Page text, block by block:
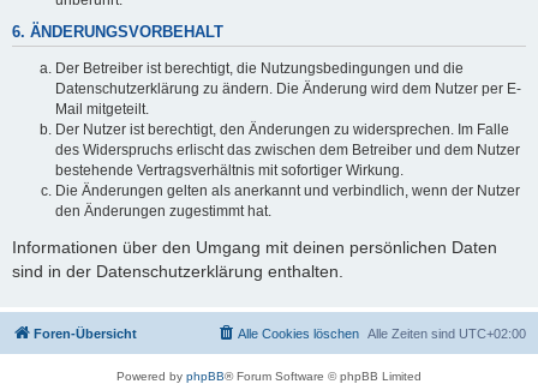
6. ÄNDERUNGSVORBEHALT
Der Betreiber ist berechtigt, die Nutzungsbedingungen und die
Datenschutzerklärung zu ändern. Die Änderung wird dem Nutzer per E-
Mail mitgeteilt.
Der Nutzer ist berechtigt, den Änderungen zu widersprechen. Im Falle
des Widerspruchs erlischt das zwischen dem Betreiber und dem Nutzer
bestehende Vertragsverhältnis mit sofortiger Wirkung.
Die Änderungen gelten als anerkannt und verbindlich, wenn der Nutzer
den Änderungen zugestimmt hat.
Informationen über den Umgang mit deinen persönlichen Daten
sind in der Datenschutzerklärung enthalten.
Foren-Übersicht Alle Zeiten sind UTC+02:00
Alle Cookies löschen
Powered by phpBB® Forum Software © phpBB Limited